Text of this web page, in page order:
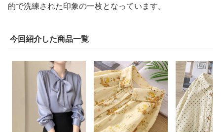
的で洗練された印象の一枚となっています。
今回紹介した商品一覧